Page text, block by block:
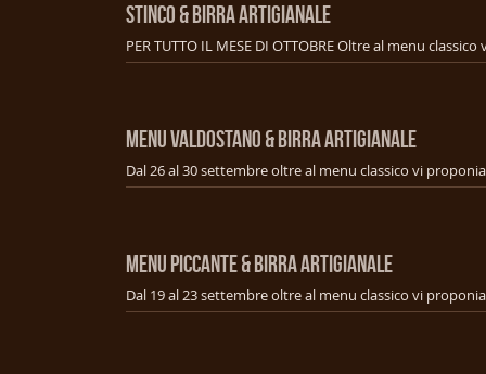
STINCO & BIRRA ARTIGIANALE
MENU VALDOSTANO & BIRRA ARTIGIANALE
MENU PICCANTE & BIRRA ARTIGIANALE